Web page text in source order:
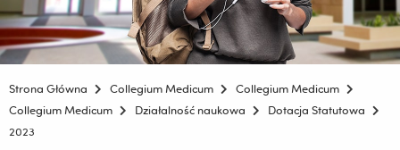
Strona Główna Collegium Medicum
Collegium Medicum
Collegium Medicum
Działalność naukowa
Dotacja Statutowa
2023